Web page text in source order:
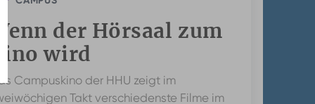
Wenn der Hörsaal zum
Kino wird
Campuskino der HHU zeigt im
Takt verschiedenste Filme im